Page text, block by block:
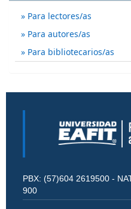
Para lectores/as
Para autores/as
Para bibliotecarios/as
PBX: (57)604 2619500 -
900